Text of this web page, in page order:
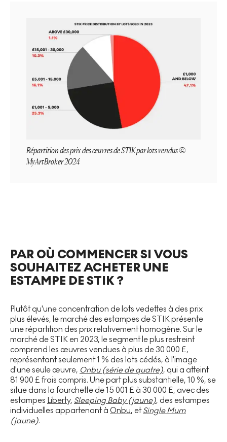
Répartition des prix des œuvres de STIK par lots vendus ©
MyArtBroker 2024
PAR OÙ COMMENCER SI VOUS
SOUHAITEZ ACHETER UNE
ESTAMPE DE STIK ?
Plutôt qu'une concentration de lots vedettes à des prix
plus élevés, le marché des estampes de STIK présente
une répartition des prix relativement homogène. Sur le
marché de STIK en 2023, le segment le plus restreint
comprend les œuvres vendues à plus de 30 000 £,
représentant seulement 1 % des lots cédés, à l'image
d'une seule œuvre, Onbu (série de quatre), qui a atteint
81 900 £ frais compris. Une part plus substantielle, 10 %, se
situe dans la fourchette de 15 001 £ à 30 000 £, avec des
estampes Liberty, Sleeping Baby (jaune), des estampes
individuelles appartenant à Onbu, etSingle Mum
(jaune).